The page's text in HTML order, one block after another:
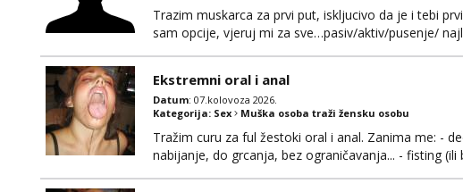
Trazim muskarca za prvi put, iskljucivo da je i tebi
sam opcije, vjeruj mi za sve…pasiv/aktiv/pusenje/
kontinentalna...
Ekstremni oral i anal
Datum: 07.kolovoza 2026.
Kategorija: Sex Muška osoba traži žensku osobu
Tražim curu za ful žestoki oral i anal. Zanima me: -
nabijanje, do grcanja, bez ograničavanja... - fisting